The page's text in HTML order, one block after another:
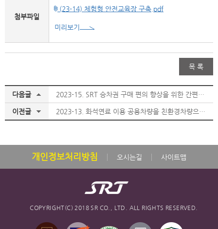
첨부파일
(23-14) 체험형 안전교육장 구축.pdf
미리보기
목 록
다음글 2023-15. SRT 승차권 구매 편의 향상을 위한 간편결제 확대 운영
이전글 2023-13. 화석연료 이용 공용차량을 친환경차량으로 전환 확대
개인정보처리방침 오시는길 사이트맵
COPYRIGHT(C) 2018 SR CO., LTD. ALL RIGHTS RESERVED.